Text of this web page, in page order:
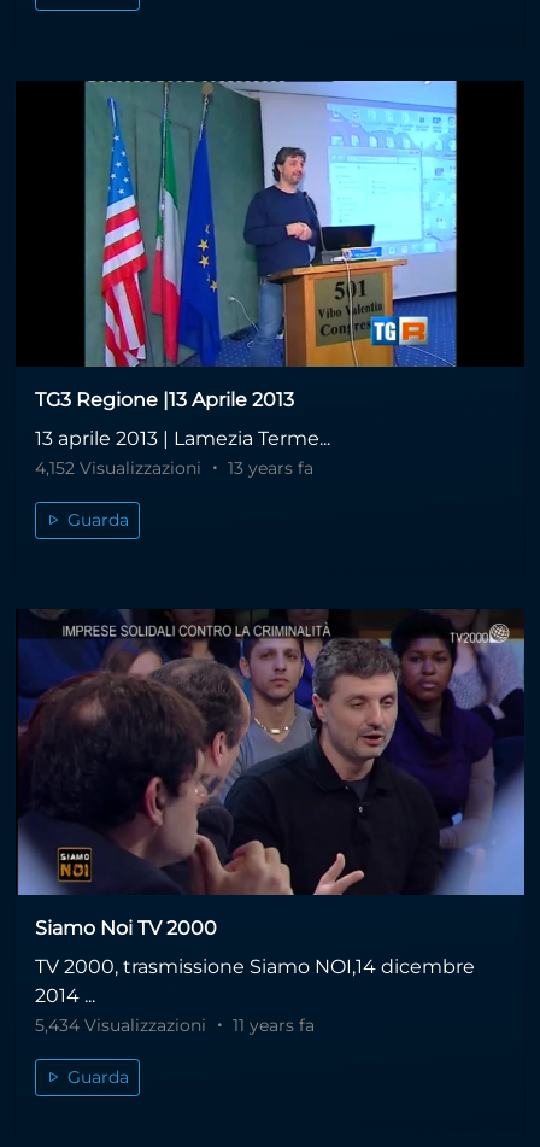
TG3 Regione |13 Aprile 2013
13 aprile 2013 | Lamezia Terme...
4,152 Visualizzazioni 13 years fa
Guarda
Siamo Noi TV 2000
TV 2000, trasmissione Siamo NOI,14 dicembre
2014 ...
5,434 Visualizzazioni 11 years fa
Guarda